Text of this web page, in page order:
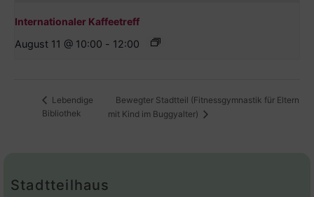
Internationaler Kaffeetreff
August 11 @ 10:00 - 12:00
Lebendige
Bibliothek
Bewegter Stadtteil (Fitnessgymnastik für Eltern
mit Kind im Buggyalter)
Stadtteilhaus